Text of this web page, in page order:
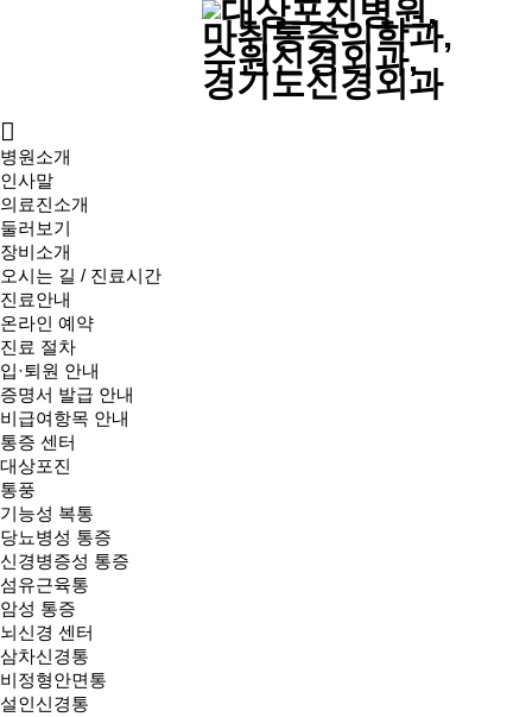
병원소개
인사말
의료진소개
둘러보기
장비소개
오시는 길 / 진료시간
진료안내
온라인 예약
진료 절차
입·퇴원 안내
증명서 발급 안내
비급여항목 안내
통증 센터
대상포진
통풍
기능성 복통
당뇨병성 통증
신경병증성 통증
섬유근육통
암성 통증
뇌신경 센터
삼차신경통
비정형안면통
설인신경통